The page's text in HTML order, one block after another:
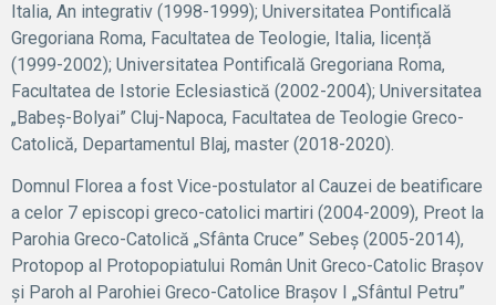
Italia, An integrativ (1998-1999); Universitatea Pontificală
Gregoriana Roma, Facultatea de Teologie, Italia, licență
(1999-2002); Universitatea Pontificală Gregoriana Roma,
Facultatea de Istorie Eclesiastică (2002-2004); Universitatea
„Babeș-Bolyai” Cluj-Napoca, Facultatea de Teologie Greco-
Catolică, Departamentul Blaj, master (2018-2020).
Domnul Florea a fost Vice-postulator al Cauzei de beatificare
a celor 7 episcopi greco-catolici martiri (2004-2009), Preot la
Parohia Greco-Catolică „Sfânta Cruce” Sebeș (2005-2014),
Protopop al Protopopiatului Român Unit Greco-Catolic Brașov
și Paroh al Parohiei Greco-Catolice Brașov I „Sfântul Petru”